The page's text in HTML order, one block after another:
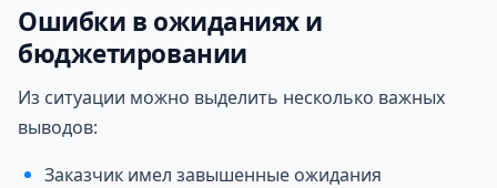
Ошибки в ожиданиях и
бюджетировании
Из ситуации можно выделить несколько важных
выводов:
Заказчик имел завышенные ожидания